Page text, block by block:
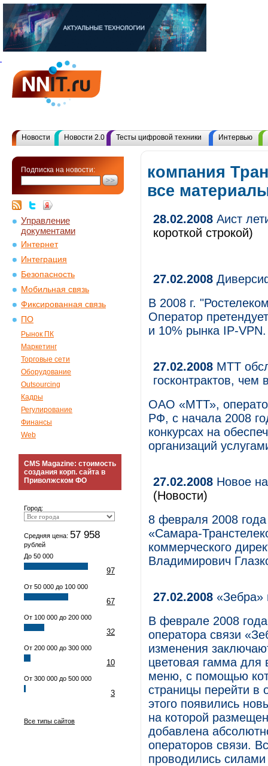
Новости Новости 2.0 Тесты цифровой техники Интервью
Подписка на новости:
Управление
документами
Интернет
Интеграция
Безопасность
Мобильная связь
Фиксированная связь
ПО
Рынок ПК
Маркетинг
Торговые сети
Оборудование
Outsourcing
Кадры
Регулирование
Финансы
Web
CMS Magazine: стоимость
создания корп. сайта в
Приволжском ФО
Город:
Средняя цена: 57 958
рублей
До 50 000
97
От 50 000 до 100 000
67
От 100 000 до 200 000
32
От 200 000 до 300 000
10
От 300 000 до 500 000
3
Все типы сайтов
компания
все
28.02.2008 Аист
короткой строкой)
27.02.2008
В 2008 г.
Оператор
и 10% рынка IP-VPN.
27.02.2008 МТТ
госконтрактов, чем
ОАО «МТТ»,
РФ, с начала 2008
конкурсах на
организаций
27.02.2008 Новое
(Новости)
8 февраля 2008
«Самара-
коммерческого
Владимирович
27.02.2008 «Зебра»
В феврале 2008
оператора связи
изменения
цветовая гамма для
меню, с помощью
страницы перейти
этого появились
на которой
добавлена
операторов связи.
проводились